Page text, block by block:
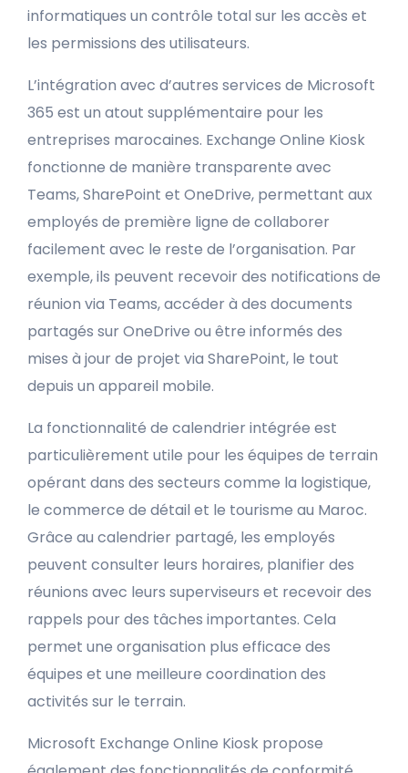
informatiques un contrôle total sur les accès et
les permissions des utilisateurs.
L’intégration avec d’autres services de Microsoft
365 est un atout supplémentaire pour les
entreprises marocaines. Exchange Online Kiosk
fonctionne de manière transparente avec
Teams, SharePoint et OneDrive, permettant aux
employés de première ligne de collaborer
facilement avec le reste de l’organisation. Par
exemple, ils peuvent recevoir des notifications de
réunion via Teams, accéder à des documents
partagés sur OneDrive ou être informés des
mises à jour de projet via SharePoint, le tout
depuis un appareil mobile.
La fonctionnalité de calendrier intégrée est
particulièrement utile pour les équipes de terrain
opérant dans des secteurs comme la logistique,
le commerce de détail et le tourisme au Maroc.
Grâce au calendrier partagé, les employés
peuvent consulter leurs horaires, planifier des
réunions avec leurs superviseurs et recevoir des
rappels pour des tâches importantes. Cela
permet une organisation plus efficace des
équipes et une meilleure coordination des
activités sur le terrain.
Microsoft Exchange Online Kiosk propose